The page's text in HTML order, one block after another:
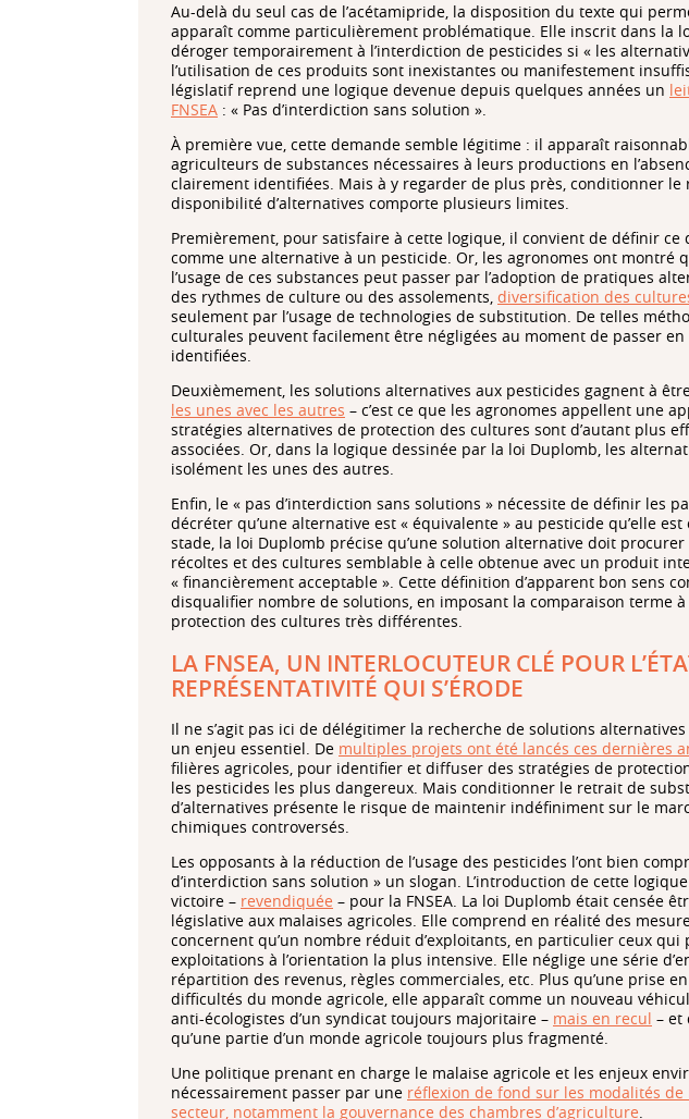
Au-delà du seul cas de l’acétamipride, la disposition du texte qui
apparaît comme particulièrement problématique. Elle inscrit dans la
déroger temporairement à l’interdiction de pesticides si « les
l’utilisation de ces produits sont inexistantes ou manifestement
législatif reprend une logique devenue depuis quelques années un
FNSEA : « Pas d’interdiction sans solution ».
À première vue, cette demande semble légitime : il apparaît
agriculteurs de substances nécessaires à leurs productions en
clairement identifiées. Mais à y regarder de plus près, conditionner le
disponibilité d’alternatives comporte plusieurs limites.
Premièrement, pour satisfaire à cette logique, il convient de définir ce
comme une alternative à un pesticide. Or, les agronomes ont montré
l’usage de ces substances peut passer par l’adoption de pratiques
des rythmes de culture ou des assolements, diversification des
seulement par l’usage de technologies de substitution. De telles
culturales peuvent facilement être négligées au moment de passer
identifiées.
Deuxièmement, les solutions alternatives aux pesticides gagnent à
les unes avec les autres – c’est ce que les agronomes appellent une
stratégies alternatives de protection des cultures sont d’autant plus
associées. Or, dans la logique dessinée par la loi Duplomb, les
isolément les unes des autres.
Enfin, le « pas d’interdiction sans solutions » nécessite de définir les
décréter qu’une alternative est « équivalente » au pesticide qu’elle
stade, la loi Duplomb précise qu’une solution alternative doit
récoltes et des cultures semblable à celle obtenue avec un produit
« financièrement acceptable ». Cette définition d’apparent bon sens
disqualifier nombre de solutions, en imposant la comparaison terme
protection des cultures très différentes.
LA FNSEA, UN INTERLOCUTEUR CLÉ POUR
REPRÉSENTATIVITÉ QUI S’ÉRODE
Il ne s’agit pas ici de délégitimer la recherche de solutions
un enjeu essentiel. De multiples projets ont été lancés ces dernières
filières agricoles, pour identifier et diffuser des stratégies de
les pesticides les plus dangereux. Mais conditionner le retrait de
d’alternatives présente le risque de maintenir indéfiniment sur le
chimiques controversés.
Les opposants à la réduction de l’usage des pesticides l’ont bien
d’interdiction sans solution » un slogan. L’introduction de cette
victoire – revendiquée – pour la FNSEA. La loi Duplomb était censée
législative aux malaises agricoles. Elle comprend en réalité des
concernent qu’un nombre réduit d’exploitants, en particulier ceux qui
exploitations à l’orientation la plus intensive. Elle néglige une série
répartition des revenus, règles commerciales, etc. Plus qu’une prise
difficultés du monde agricole, elle apparaît comme un nouveau
anti-écologistes d’un syndicat toujours majoritaire – mais en recul – et
qu’une partie d’un monde agricole toujours plus fragmenté.
Une politique prenant en charge le malaise agricole et les enjeux
nécessairement passer par une réflexion de fond sur les modalités
secteur, notamment la gouvernance des chambres d’agriculture.